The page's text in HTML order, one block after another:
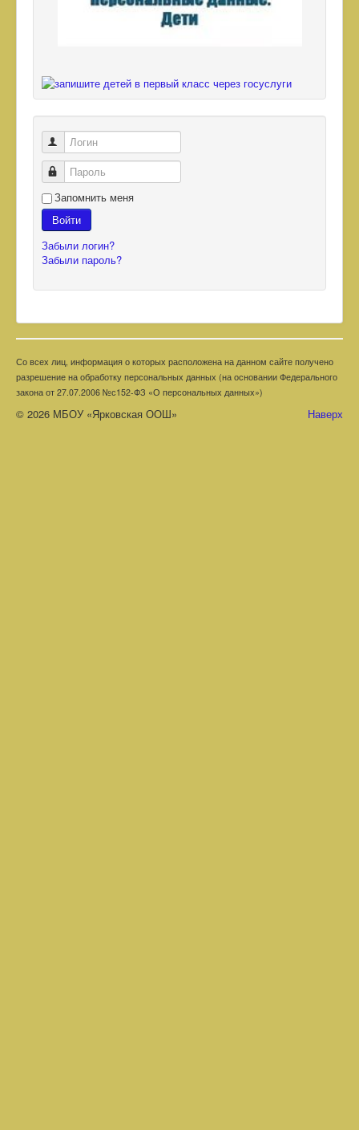
Логин
Пароль
Запомнить меня
Войти
Забыли логин?
Забыли пароль?
Со всех лиц, информация о которых расположена на данном сайте получено
разрешение на обработку персональных данных (на основании Федерального
закона от 27.07.2006 №с152-ФЗ «О персональных данных»)
Наверх
© 2026 МБОУ «Ярковская ООШ»